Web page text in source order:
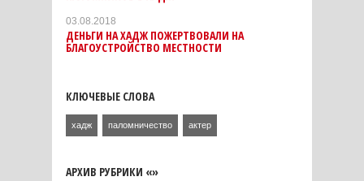
03.08.2018
ДЕНЬГИ НА ХАДЖ ПОЖЕРТВОВАЛИ НА
БЛАГОУСТРОЙСТВО МЕСТНОСТИ
КЛЮЧЕВЫЕ СЛОВА
хадж паломничество актер
АРХИВ РУБРИКИ «»